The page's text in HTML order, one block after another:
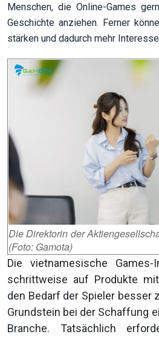
Menschen, die Online-Games
Geschichte anziehen. Ferner
stärken und dadurch mehr
Die Direktorin der
(Foto: Gamota)
Die vietnamesische
schrittweise auf Produkte
den Bedarf der Spieler besser
Grundstein bei der Schaffung
Branche. Tatsächlich